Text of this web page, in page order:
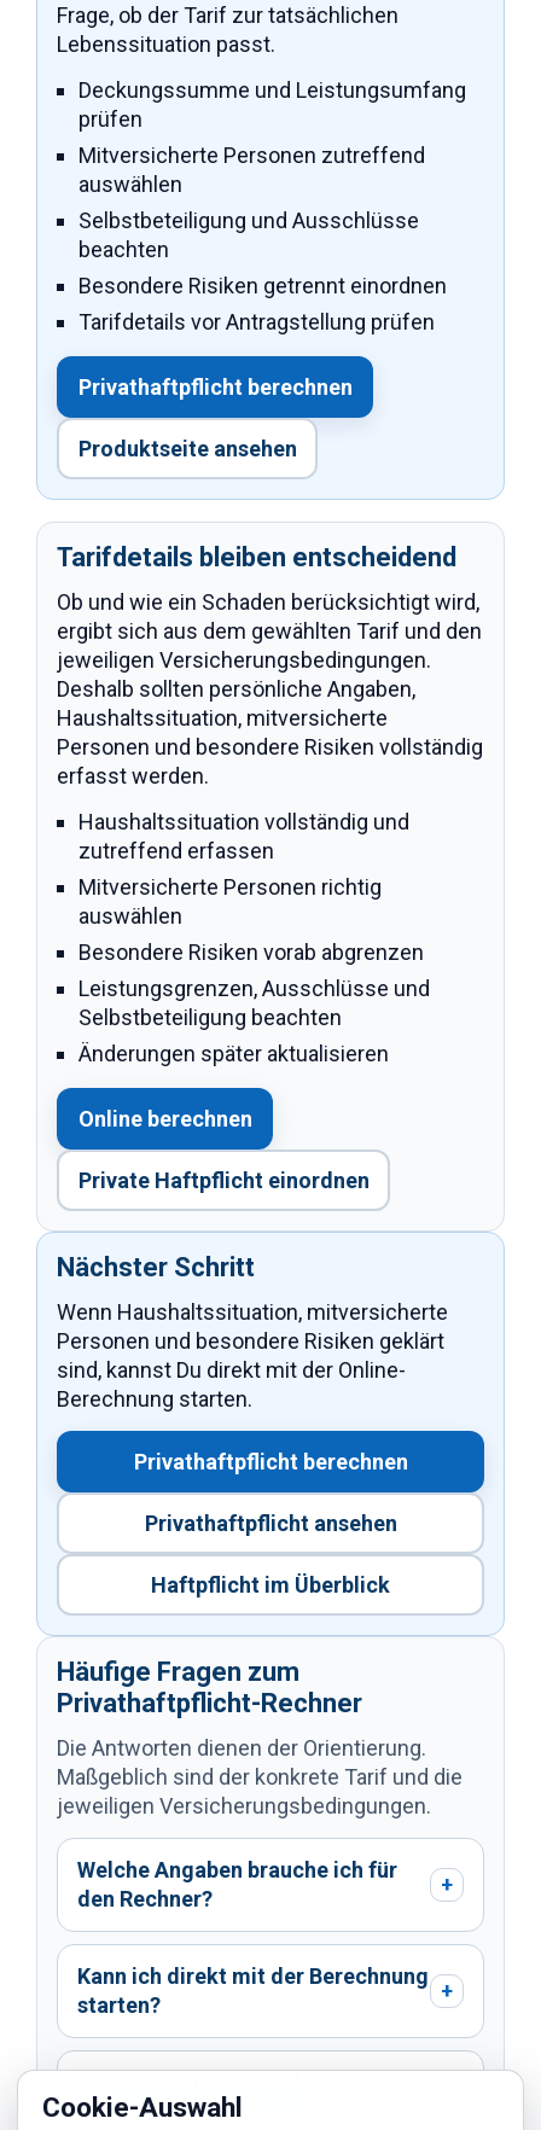
Frage, ob der Tarif zur tatsächlichen
Lebenssituation passt.
Deckungssumme und Leistungsumfang
prüfen
Mitversicherte Personen zutreffend
auswählen
Selbstbeteiligung und Ausschlüsse
beachten
Besondere Risiken getrennt einordnen
Tarifdetails vor Antragstellung prüfen
Privathaftpflicht berechnen
Produktseite ansehen
Tarifdetails bleiben entscheidend
Ob und wie ein Schaden berücksichtigt wird,
ergibt sich aus dem gewählten Tarif und den
jeweiligen Versicherungsbedingungen.
Deshalb sollten persönliche Angaben,
Haushaltssituation, mitversicherte
Personen und besondere Risiken vollständig
erfasst werden.
Haushaltssituation vollständig und
zutreffend erfassen
Mitversicherte Personen richtig
auswählen
Besondere Risiken vorab abgrenzen
Leistungsgrenzen, Ausschlüsse und
Selbstbeteiligung beachten
Änderungen später aktualisieren
Online berechnen
Private Haftpflicht einordnen
Nächster Schritt
Wenn Haushaltssituation, mitversicherte
Personen und besondere Risiken geklärt
sind, kannst Du direkt mit der Online-
Berechnung starten.
Privathaftpflicht berechnen
Privathaftpflicht ansehen
Haftpflicht im Überblick
Häufige Fragen zum
Privathaftpflicht-Rechner
Die Antworten dienen der Orientierung.
Maßgeblich sind der konkrete Tarif und die
jeweiligen Versicherungsbedingungen.
Welche Angaben brauche ich für
den Rechner?
+
Kann ich direkt mit der Berechnung
starten?
+
Vermietung relevant sind?
Cookie-Auswahl